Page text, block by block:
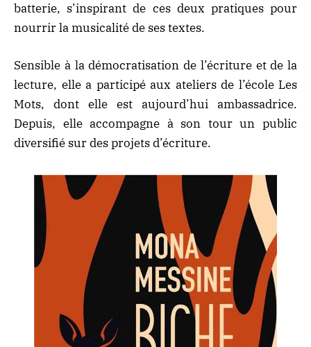
batterie, s’inspirant de ces deux pratiques pour
nourrir la musicalité de ses textes.
Sensible à la démocratisation de l’écriture et de la
lecture, elle a participé aux ateliers de l’école Les
Mots, dont elle est aujourd’hui ambassadrice.
Depuis, elle accompagne à son tour un public
diversifié sur des projets d’écriture.